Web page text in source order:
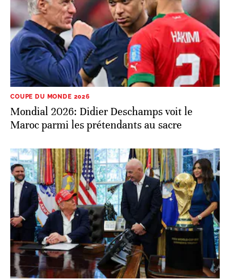
COUPE DU MONDE 2026
Mondial 2026: Didier Deschamps voit le
Maroc parmi les prétendants au sacre